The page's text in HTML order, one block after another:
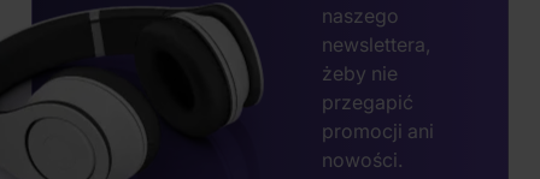
naszego
newslettera,
żeby nie
przegapić
promocji ani
nowości.